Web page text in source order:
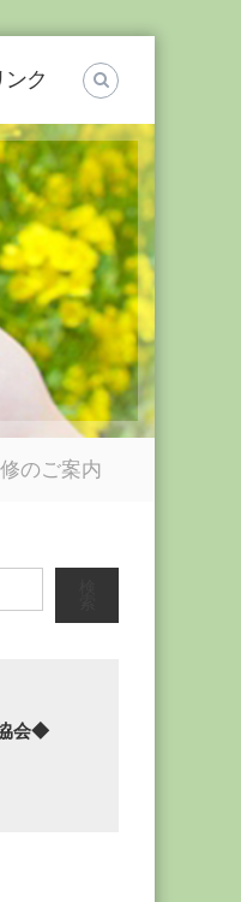
ンク
のご案内
会◆